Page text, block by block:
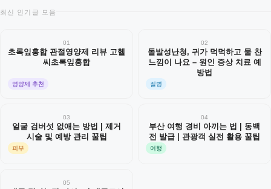
최신 인기글 모음
01
초록잎홍합 관절영양제 리뷰 고헬
씨초록잎홍합
영양제 추천
02
돌발성난청, 귀가 먹먹하고 물 찬
느낌이 나요 – 원인 증상 치료 예
방법
질병
03
얼굴 검버섯 없애는 방법 | 제거
시술 및 예방 관리 꿀팁
피부
04
부산 여행 경비 아끼는 법 | 동백
전 발급 | 관광객 실전 활용 꿀팁
여행
05